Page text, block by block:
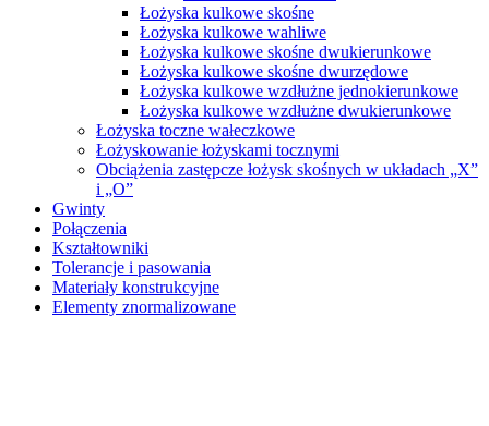
Łożyska kulkowe skośne
Łożyska kulkowe wahliwe
Łożyska kulkowe skośne dwukierunkowe
Łożyska kulkowe skośne dwurzędowe
Łożyska kulkowe wzdłużne jednokierunkowe
Łożyska kulkowe wzdłużne dwukierunkowe
Łożyska toczne wałeczkowe
Łożyskowanie łożyskami tocznymi
Obciążenia zastępcze łożysk skośnych w układach „X”
i „O”
Gwinty
Połączenia
Kształtowniki
Tolerancje i pasowania
Materiały konstrukcyjne
Elementy znormalizowane